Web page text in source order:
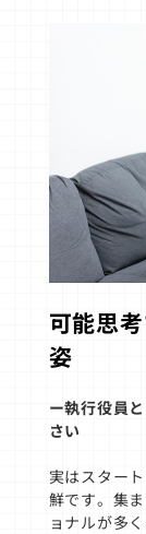
可能思
姿
ー執行役員
さい
実はスター
鮮です。集
ョナルが多